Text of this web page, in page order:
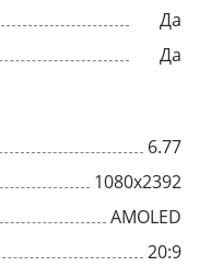
Да
Да
6.77
1080x2392
AMOLED
20:9